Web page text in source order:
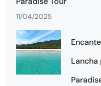
11/04/2025
Lancha